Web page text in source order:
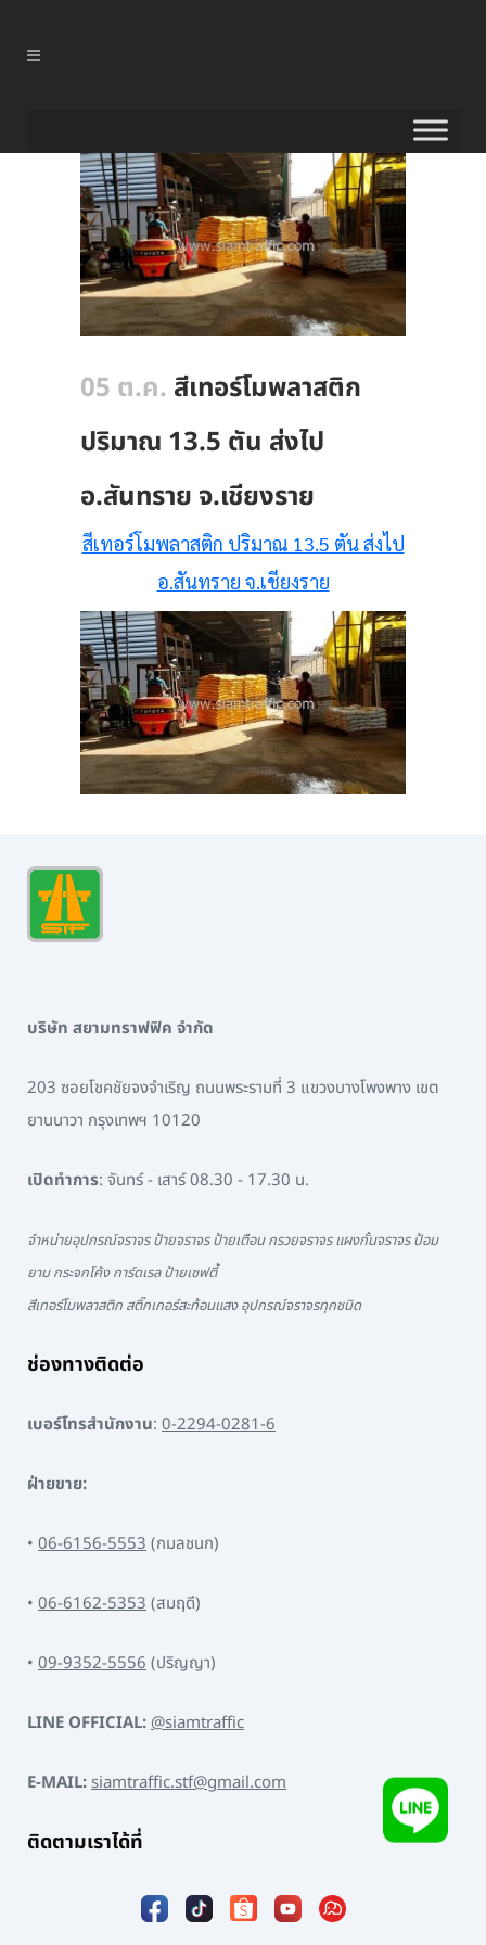
05 ต.ค. สีเทอร์โมพลาสติก
ปริมาณ 13.5 ตัน ส่งไป
อ.สันทราย จ.เชียงราย
สีเทอร์โมพลาสติก ปริมาณ 13.5 ตัน ส่งไป
อ.สันทราย จ.เชียงราย
บริษัท สยามทราฟฟิค จำกัด
203 ซอยโชคชัยจงจำเริญ ถนนพระรามที่ 3 แขวงบางโพงพาง เขต
ยานนาวา กรุงเทพฯ 10120
เปิดทำการ: จันทร์ - เสาร์ 08.30 - 17.30 น.
จำหน่ายอุปกรณ์จราจร ป้ายจราจร ป้ายเตือน กรวยจราจร แผงกั้นจราจร ป้อม
ยาม กระจกโค้ง การ์ดเรล ป้ายเซฟตี้
สีเทอร์โมพลาสติก สติ๊กเกอร์สะท้อนแสง อุปกรณ์จราจรทุกชนิด
ช่องทางติดต่อ
เบอร์โทรสำนักงาน: 0-2294-0281-6
ฝ่ายขาย:
• 06-6156-5553(กมลชนก)
• 06-6162-5353(สมฤดี)
• 09-9352-5556(ปริญญา)
LINE OFFICIAL:@siamtraffic
E-MAIL:siamtraffic.stf@gmail.com
ติดตามเราได้ที่